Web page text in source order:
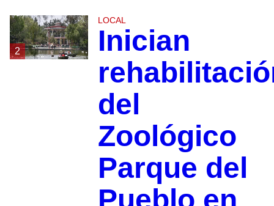
2
LOCAL
Inician
del
Zoológico
Parque del
Pueblo en